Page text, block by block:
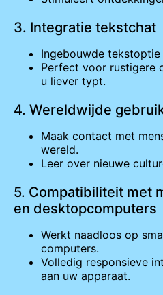
3. Integratie tekstchat
Ingebouwde tekstoptie
Perfect voor rustigere
u liever typt.
4. Wereldwijde
Maak contact met
wereld.
Leer over nieuwe
5. Compatibiliteit met
en desktopcomputers
Werkt naadloos op
computers.
Volledig responsieve
aan uw apparaat.